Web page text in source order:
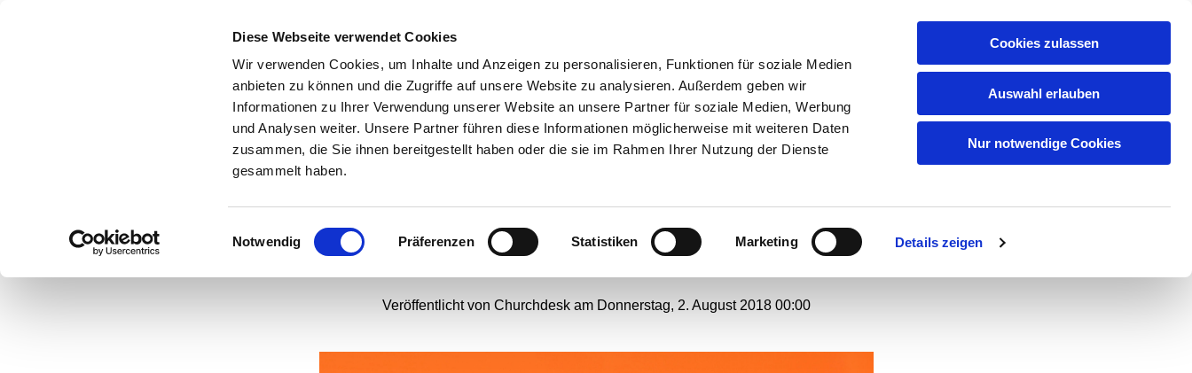
Diese Webseite verwendet Cookies
Wir verwenden Cookies, um Inhalte und Anzeigen zu personalisieren, Funktionen für soziale Medien
anbieten zu können und die Zugriffe auf unsere Website zu analysieren. Außerdem geben wir
Informationen zu Ihrer Verwendung unserer Website an unsere Partner für soziale Medien, Werbung
und Analysen weiter. Unsere Partner führen diese Informationen möglicherweise mit weiteren Daten
zusammen, die Sie ihnen bereitgestellt haben oder die sie im Rahmen Ihrer Nutzung der Dienste
gesammelt haben.
Einwilligungsauswahl
Notwendig Präferenzen Statistiken Marketing Details zeigen
Cookies zulassen
Auswahl erlauben
Nur notwendige Cookies
ÜBER UNS FAQ
Achtung Cybermobbing! Nicht nur
# Webseiten-Migration
Veröffentlicht von Churchdesk am Donnerstag, 2. August 2018 00:00